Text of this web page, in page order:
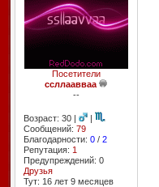
Посетители
ссллаавваа
--
Возраст: 30 |
|
Сообщений: 79
Благодарности: 0/ 2
Репутация: 1
Предупреждений: 0
Друзья
Тут: 16 лет 9 месяцев